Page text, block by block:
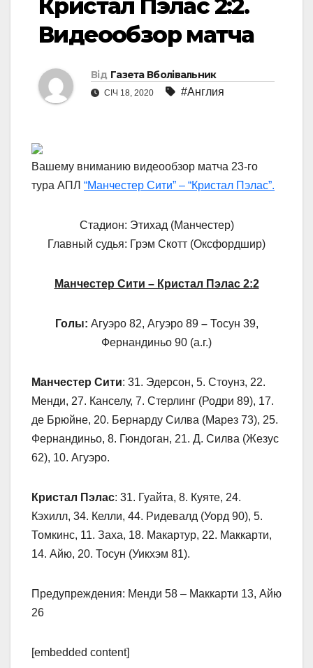
Кристал Пэлас 2:2.
Видеообзор матча
Від Газета Вболівальник
СІЧ 18, 2020 #Англия
Вашему вниманию видеообзор матча 23-го
тура АПЛ “Манчестер Сити” – “Кристал Пэлас”.
Стадион: Этихад (Манчестер)
Главный судья: Грэм Скотт (Оксфордшир)
Манчестер Сити – Кристал Пэлас 2:2
Голы: Агуэро 82, Агуэро 89 –Тосун 39,
Фернандиньо 90 (а.г.)
Манчестер Сити: 31. Эдерсон, 5. Стоунз, 22.
Менди, 27. Канселу, 7. Стерлинг (Родри 89), 17.
де Брюйне, 20. Бернарду Силва (Марез 73), 25.
Фернандиньо, 8. Гюндоган, 21. Д. Силва (Жезус
62), 10. Агуэро.
Кристал Пэлас: 31. Гуайта, 8. Куяте, 24.
Кэхилл, 34. Келли, 44. Ридевалд (Уорд 90), 5.
Томкинс, 11. Заха, 18. Макартур, 22. Маккарти,
14. Айю, 20. Тосун (Уикхэм 81).
Предупреждения: Менди 58 – Маккарти 13, Айю
26
[embedded content]